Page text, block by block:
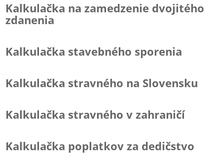
Kalkulačka na zamedzenie dvojitého
zdanenia
Kalkulačka stavebného sporenia
Kalkulačka stravného na Slovensku
Kalkulačka stravného v zahraničí
Kalkulačka poplatkov za dedičstvo